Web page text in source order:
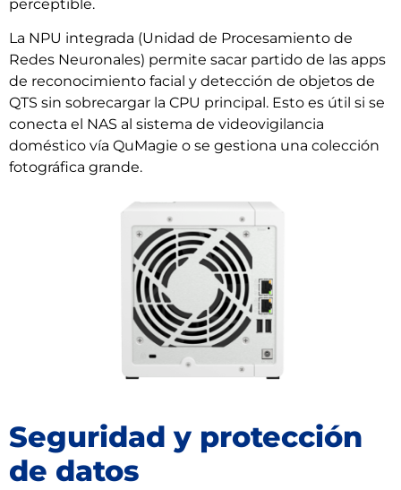
perceptible.
La NPU integrada (Unidad de Procesamiento de
Redes Neuronales) permite sacar partido de las apps
de reconocimiento facial y detección de objetos de
QTS sin sobrecargar la CPU principal. Esto es útil si se
conecta el NAS al sistema de videovigilancia
doméstico vía QuMagie o se gestiona una colección
fotográfica grande.
Seguridad y protección
de datos